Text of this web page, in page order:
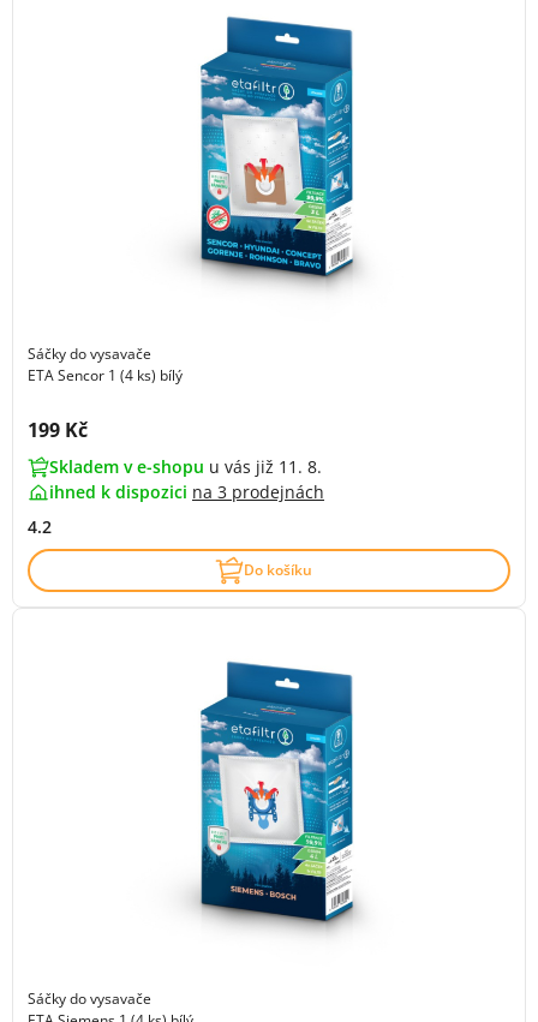
Sáčky do vysavače
ETA Sencor 1 (4 ks) bílý
Cena s DPH:
199 Kč
Skladem v e-shopu u vás již 11. 8.
ihned k dispozici na 3 prodejnách
4.2
Do košíku
Sáčky do vysavače